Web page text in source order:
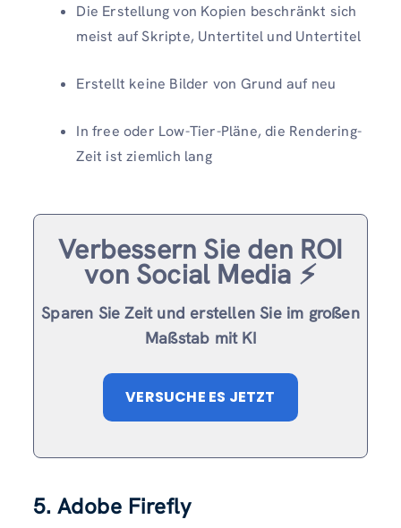
Die Erstellung von Kopien beschränkt sich
meist auf Skripte, Untertitel und Untertitel
Erstellt keine Bilder von Grund auf neu
In free oder Low-Tier-Pläne, die Rendering-
Zeit ist ziemlich lang
Verbessern Sie den ROI
von Social Media ⚡️
Sparen Sie Zeit und erstellen Sie im großen
Maßstab mit KI
VERSUCHE ES JETZT
5. Adobe Firefly